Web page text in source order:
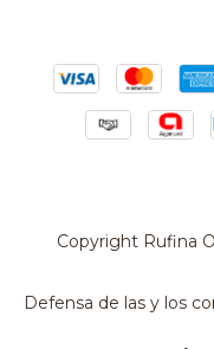
Copyright Rufina
Defensa de las y los